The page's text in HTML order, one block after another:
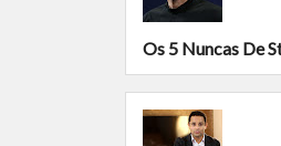
Os 5 Nuncas De